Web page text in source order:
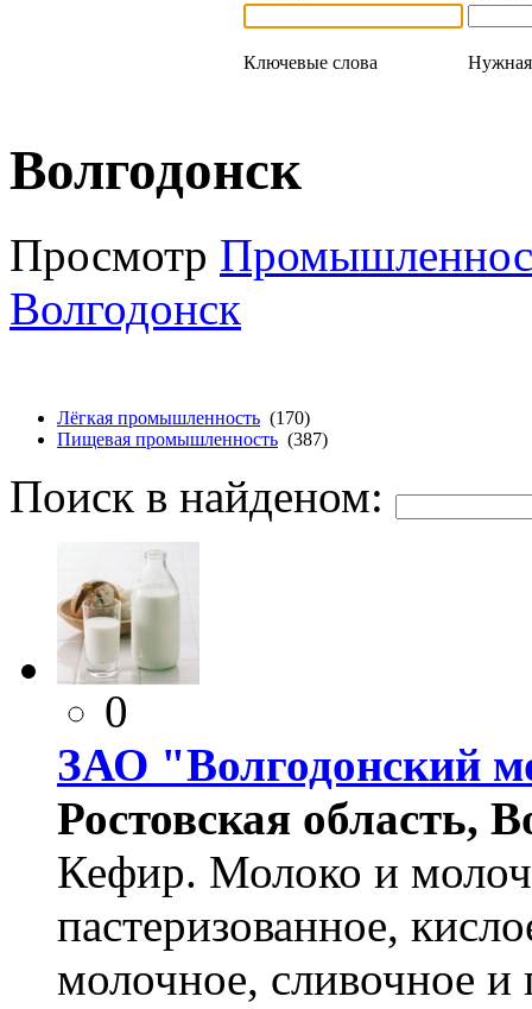
Ключевые слова Нужная
Волгодонск
Просмотр
Волгодонск
Лёгкая промышленность (170)
Пищевая промышленность (387)
Поиск в найденом:
0
ЗАО "Волгодонский
Ростовская область,
Кефир. Молоко и
пастеризованное,
молочное, сливочное